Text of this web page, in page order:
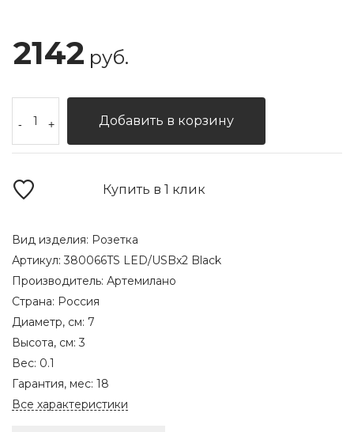
2142 руб.
- + Добавить в корзину
Купить в 1 клик
Вид изделия: Розетка
Артикул:380066TS LED/USBx2 Black
Производитель: Артемилано
Страна: Россия
Диаметр, см: 7
Высота, см:3
Вес: 0.1
Гарантия, мес: 18
Все характеристики